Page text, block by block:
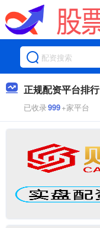
正规配资平台排行
已收录999+家平台